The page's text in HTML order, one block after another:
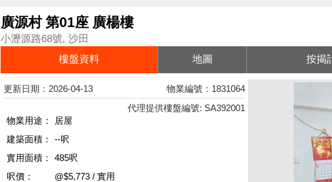
廣源村 第01座 廣楊樓
小瀝源路68號, 沙田
樓盤資料 地圖 按揭
更新日期：2026-04-13
物業編號：1831064
代理提供樓盤編號: SA392001
物業用途：
居屋
建築面積：
--呎
實用面積：
485呎
呎價：
@$5,773 / 實用